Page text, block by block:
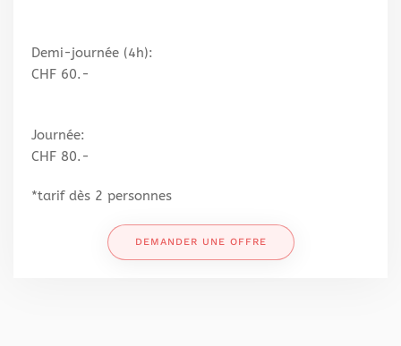
Demi-journée (4h):
CHF 60.-
Journée:
CHF 80.-
*tarif dès 2 personnes
DEMANDER UNE OFFRE